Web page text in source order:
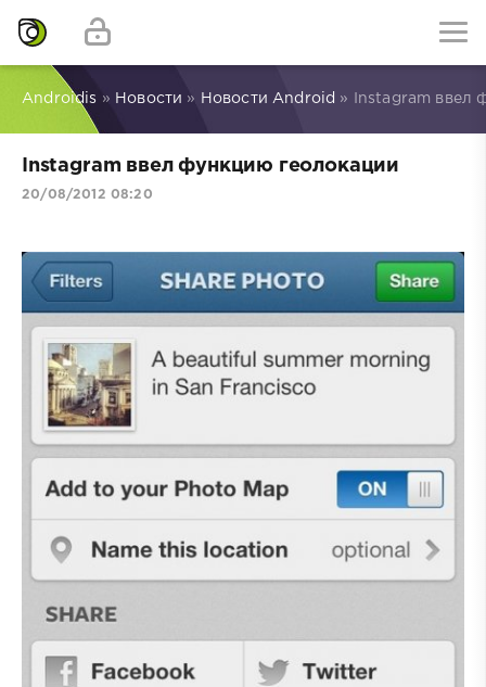
Androidis » Новости » Новости Android » Instagram ввел
Instagram ввел функцию геолокации
20/08/2012 08:20